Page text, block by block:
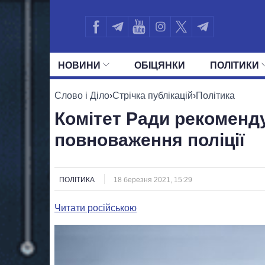
НОВИНИ ОБIЦЯНКИ ПОЛIТИКИ
УСІ ПОЛІТИКИ ПРЕЗИДЕНТ І ОФІС
Слово і Діло›Стрічка публікацій›Політика
Комітет Ради
повноваження поліції
ПОЛІТИКА 18 березня 2021, 15:29
Читати російською